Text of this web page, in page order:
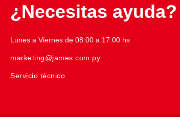
¿Necesitas ayuda?
Lunes a Viernes de 08:00 a 17:00 hs
marketing@james.com.py
Servicio técnico